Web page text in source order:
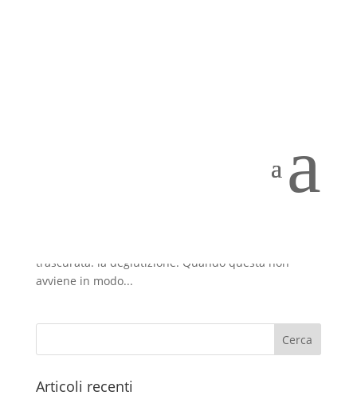
a
trascurata: la deglutizione. Quando questa non
avviene in modo...
Articoli recenti